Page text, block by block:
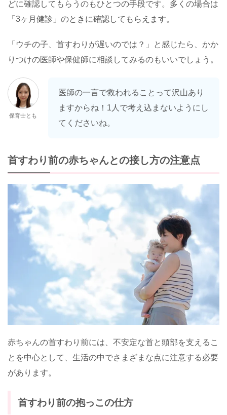
どに確認してもらうのもひとつの手段です。多くの場合は
「3ヶ月健診」のときに確認してもらえます。
「ウチの子、首すわりが遅いのでは？」と感じたら、かか
りつけの医師や保健師に相談してみるのもいいでしょう。
保育士とも
医師の一言で救われることって沢山あり
ますからね！1人で考え込まないようにし
てくださいね。
首すわり前の赤ちゃんとの接し方の注意点
赤ちゃんの首すわり前には、不安定な首と頭部を支えるこ
とを中心として、生活の中でさまざまな点に注意する必要
があります。
首すわり前の抱っこの仕方